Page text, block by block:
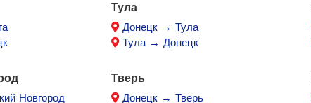
Тула
Донецк → Тула
Тула → Донецк
Новгород
Тверь
Донецк → Тверь